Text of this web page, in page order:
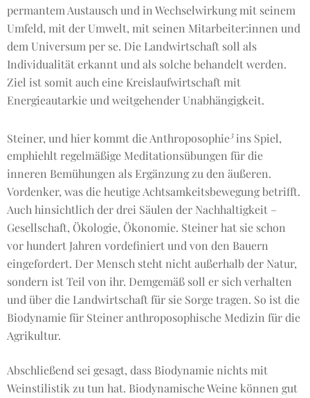
permantem Austausch und in Wechselwirkung mit seinem
Umfeld, mit der Umwelt, mit seinen Mitarbeiter:innen und
dem Universum per se. Die Landwirtschaft soll als
Individualität erkannt und als solche behandelt werden.
Ziel ist somit auch eine Kreislaufwirtschaft mit
Energieautarkie und weitgehender Unabhängigkeit.
Steiner, und hier kommt die Anthroposophie3ins Spiel,
emphiehlt regelmäßige Meditationsübungen für die
inneren Bemühungen als Ergänzung zu den äußeren.
Vordenker, was die heutige Achtsamkeitsbewegung betrifft.
Auch hinsichtlich der drei Säulen der Nachhaltigkeit –
Gesellschaft, Ökologie, Ökonomie. Steiner hat sie schon
vor hundert Jahren vordefiniert und von den Bauern
eingefordert. Der Mensch steht nicht außerhalb der Natur,
sondern ist Teil von ihr. Demgemäß soll er sich verhalten
und über die Landwirtschaft für sie Sorge tragen. So ist die
Biodynamie für Steiner anthroposophische Medizin für die
Agrikultur.
Abschließend sei gesagt, dass Biodynamie nichts mit
Weinstilistik zu tun hat. Biodynamische Weine können gut